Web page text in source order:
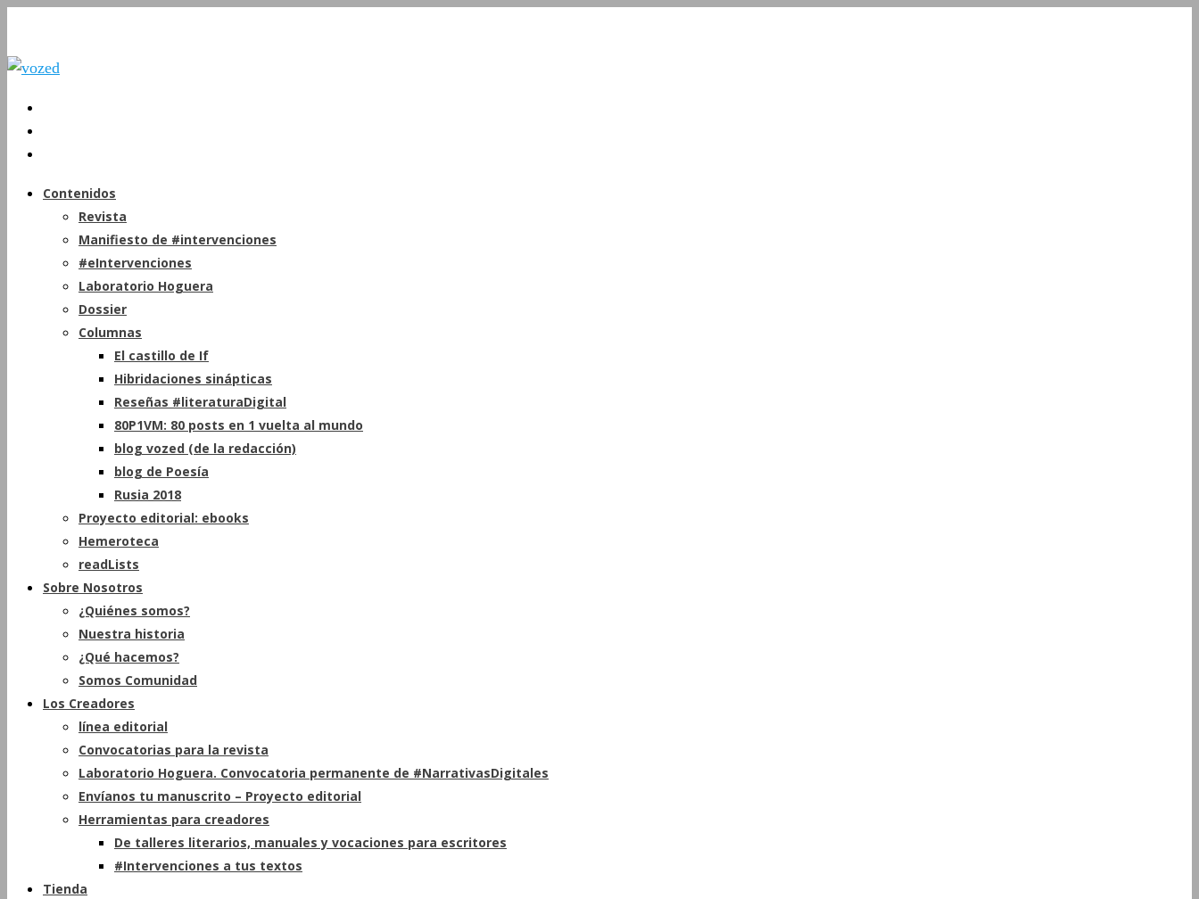
Contenidos
Revista
Manifiesto de #intervenciones
#eIntervenciones
Laboratorio Hoguera
Dossier
Columnas
El castillo de If
Hibridaciones sinápticas
Reseñas #literaturaDigital
80P1VM: 80 posts en 1 vuelta al mundo
blog vozed (de la redacción)
blog de Poesía
Rusia 2018
Proyecto editorial: ebooks
Hemeroteca
readLists
Sobre Nosotros
¿Quiénes somos?
Nuestra historia
¿Qué hacemos?
Somos Comunidad
Los Creadores
línea editorial
Convocatorias para la revista
Laboratorio Hoguera. Convocatoria permanente de #NarrativasDigitales
Envíanos tu manuscrito – Proyecto editorial
Herramientas para creadores
De talleres literarios, manuales y vocaciones para escritores
#Intervenciones a tus textos
Tienda